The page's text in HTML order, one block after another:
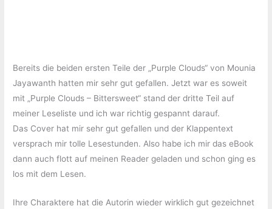
Bereits die beiden ersten Teile der „Purple Clouds“ von Mounia
Jayawanth hatten mir sehr gut gefallen. Jetzt war es soweit
mit „Purple Clouds – Bittersweet“ stand der dritte Teil auf
meiner Leseliste und ich war richtig gespannt darauf.
Das Cover hat mir sehr gut gefallen und der Klappentext
versprach mir tolle Lesestunden. Also habe ich mir das eBook
dann auch flott auf meinen Reader geladen und schon ging es
los mit dem Lesen.
Ihre Charaktere hat die Autorin wieder wirklich gut gezeichnet